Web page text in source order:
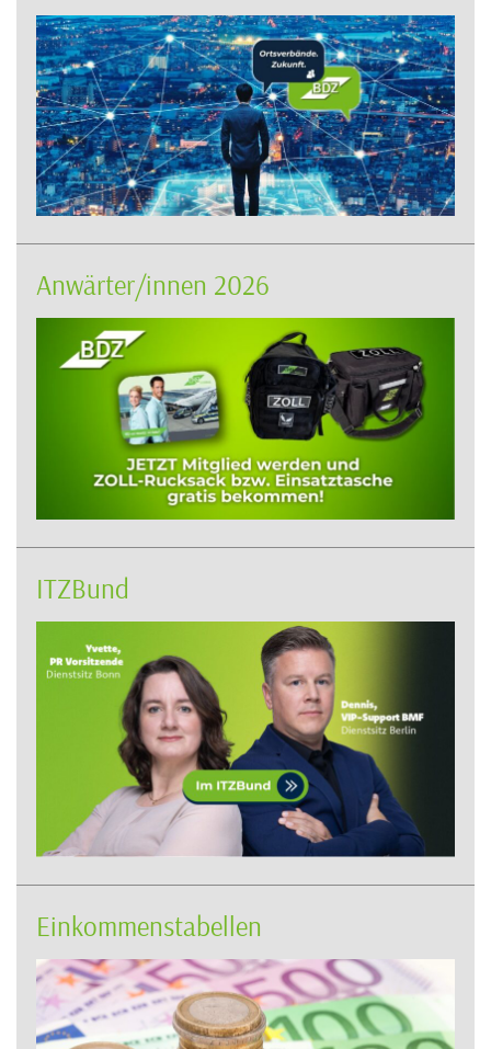
Anwärter/innen 2026
ITZBund
Einkommenstabellen